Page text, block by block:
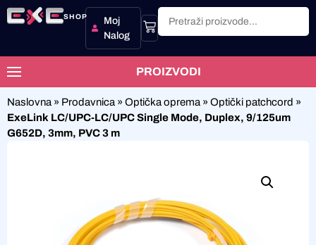
SHOP
Moj
Nalog
PROIZVODI
Naslovna » Prodavnica » Optička oprema » Optički patchcord »
ExeLink LC/UPC-LC/UPC Single Mode, Duplex, 9/125um
G652D, 3mm, PVC 3 m